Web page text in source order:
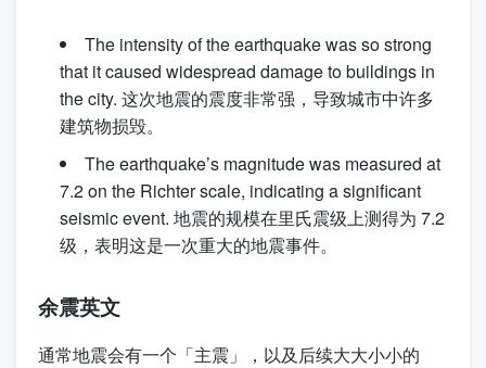
The intensity of the earthquake was so strong
that it caused widespread damage to buildings in
the city. 这次地震的震度非常强，导致城市中许多
建筑物损毁。
The earthquake’s magnitude was measured at
7.2 on the Richter scale, indicating a significant
seismic event. 地震的规模在里氏震级上测得为 7.2
级，表明这是一次重大的地震事件。
余震英文
通常地震会有一个「主震」，以及后续大大小小的